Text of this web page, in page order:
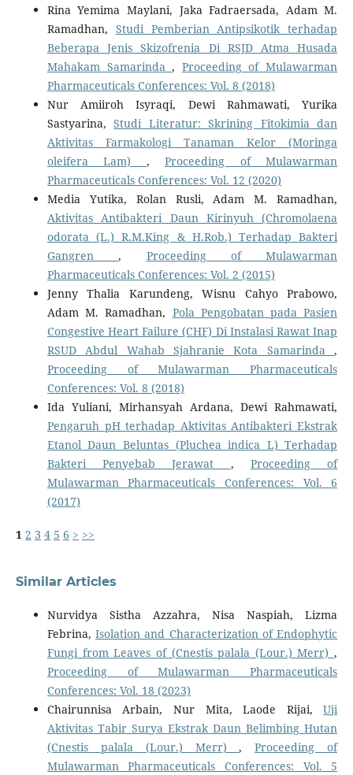
Rina Yemima Maylani, Jaka Fadraersada, Adam M.
Ramadhan, Studi Pemberian Antipsikotik terhadap
Beberapa Jenis Skizofrenia Di RSJD Atma Husada
Mahakam Samarinda, Proceeding of Mulawarman
Pharmaceuticals Conferences: Vol. 8 (2018)
Nur Amiiroh Isyraqi, Dewi Rahmawati, Yurika
Sastyarina,Studi Literatur: Skrining Fitokimia dan
Aktivitas Farmakologi Tanaman Kelor (Moringa
oleifera Lam) ,Proceeding of Mulawarman
Pharmaceuticals Conferences: Vol. 12 (2020)
Media Yutika, Rolan Rusli, Adam M. Ramadhan,
Aktivitas Antibakteri Daun Kirinyuh (Chromolaena
odorata (L.) R.M.King & H.Rob.) Terhadap Bakteri
Gangren, Proceeding of Mulawarman
Pharmaceuticals Conferences: Vol. 2 (2015)
Jenny Thalia Karundeng, Wisnu Cahyo Prabowo,
Adam M. Ramadhan, Pola Pengobatan pada Pasien
Congestive Heart Failure (CHF) Di Instalasi Rawat Inap
RSUD Abdul Wahab Sjahranie Kota Samarinda,
Proceeding of Mulawarman Pharmaceuticals
Conferences: Vol. 8 (2018)
Ida Yuliani, Mirhansyah Ardana, Dewi Rahmawati,
Pengaruh pH terhadap Aktivitas Antibakteri Ekstrak
Etanol Daun Beluntas (Pluchea indica L) Terhadap
Bakteri Penyebab Jerawat , Proceeding of
Mulawarman Pharmaceuticals Conferences: Vol. 6
(2017)
1 2 3 4 5 6 > >>
Similar Articles
Nurvidya Sistha Azzahra, Nisa Naspiah, Lizma
Febrina,Isolation and Characterization of Endophytic
Fungi from Leaves of (Cnestis palala (Lour.) Merr),
Proceeding of Mulawarman Pharmaceuticals
Conferences: Vol. 18 (2023)
Chairunnisa Arbain, Nur Mita, Laode Rijai,Uji
Aktivitas Tabir Surya Ekstrak Daun Belimbing Hutan
(Cnestis palala (Lour.) Merr),Proceeding of
Mulawarman Pharmaceuticals Conferences: Vol. 5